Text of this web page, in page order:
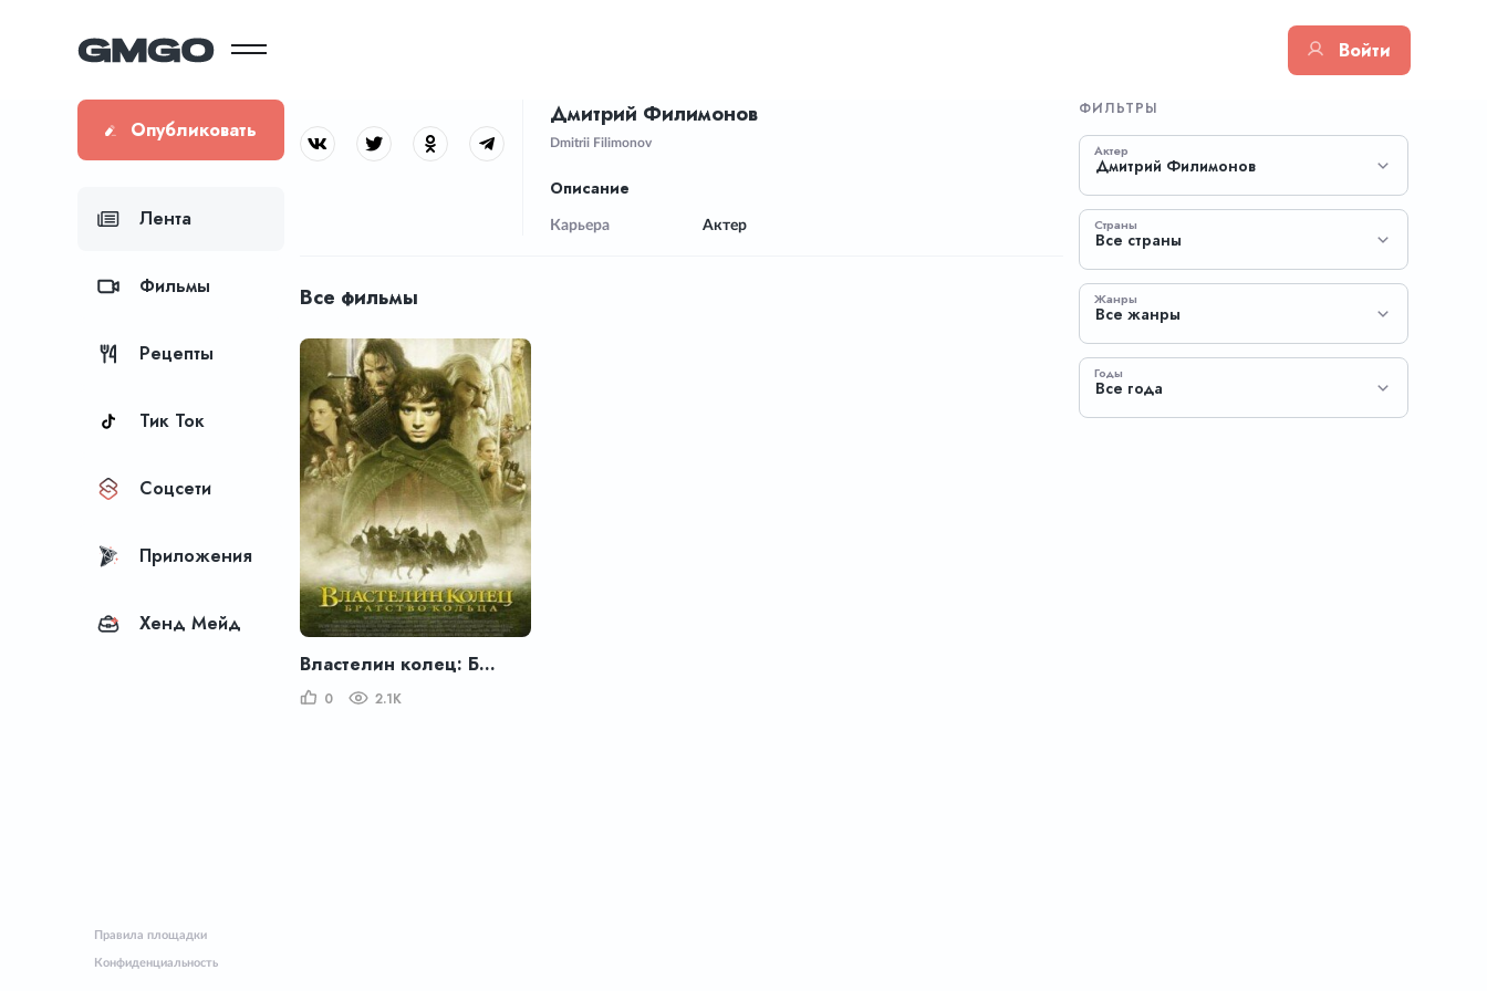
Войти
Опубликовать
Лента
Фильмы
Рецепты
Тик Ток
Соцсети
Приложения
Хенд Мейд
Правила площадки
Конфиденциальность
Дмитрий Филимонов
Dmitrii Filimonov
Описание
Карьера Актер
Все фильмы
Властелин колец: Братство кольца
0 2.1K
ФИЛЬТРЫ
Актер
Дмитрий Филимонов
Страны
Все страны
Жанры
Все жанры
Годы
Все года